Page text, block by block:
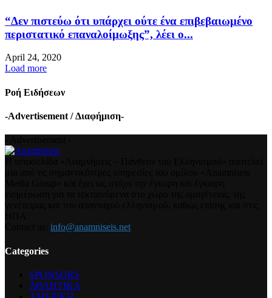
“Δεν πιστεύω ότι υπάρχει ούτε ένα επιβεβαιωμένο
περιστατικό επαναλοίμωξης”, λέει ο...
April 24, 2020
Load more
Ροή Ειδήσεων
-Advertisement / Διαφήμιση-
info@anamniseis.net
Categories
SPONSORS
ΑΘΛΗΤΙΚΑ